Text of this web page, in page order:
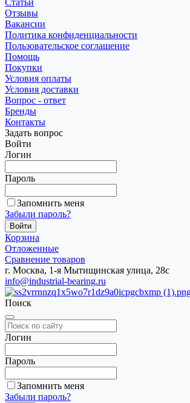
Статьи
Отзывы
Вакансии
Политика конфиденциальности
Пользовательское соглашение
Помощь
Покупки
Условия оплаты
Условия доставки
Вопрос - ответ
Бренды
Контакты
Задать вопрос
Войти
Логин
Пароль
Запомнить меня
Забыли пароль?
Корзина
Отложенные
Сравнение товаров
г. Москва, 1-я Мытищинская улица, 28с
info@industrial-bearing.ru
Поиск
Логин
Пароль
Запомнить меня
Забыли пароль?